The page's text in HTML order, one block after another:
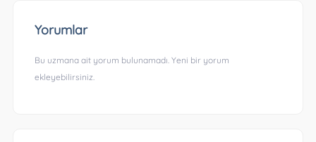
Yorumlar
Bu uzmana ait yorum bulunamadı. Yeni bir yorum
ekleyebilirsiniz.